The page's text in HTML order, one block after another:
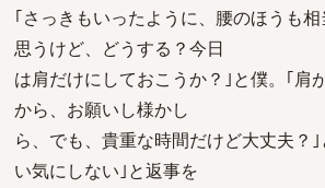
｢さっきもいったように、腰のほうも
思うけど、どうする？今日
は肩だけにしておこうか？｣と僕。｢肩
から、お願いし様かし
ら、でも、貴重な時間だけど大丈夫？
い気にしない｣と返事を